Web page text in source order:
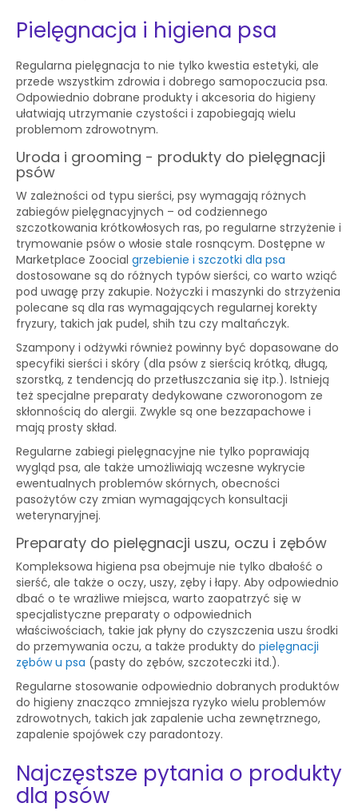
Pielęgnacja i higiena psa
Regularna pielęgnacja to nie tylko kwestia estetyki, ale
przede wszystkim zdrowia i dobrego samopoczucia psa.
Odpowiednio dobrane produkty i akcesoria do higieny
ułatwiają utrzymanie czystości i zapobiegają wielu
problemom zdrowotnym.
Uroda i grooming - produkty do pielęgnacji
psów
W zależności od typu sierści, psy wymagają różnych
zabiegów pielęgnacyjnych – od codziennego
szczotkowania krótkowłosych ras, po regularne strzyżenie i
trymowanie psów o włosie stale rosnącym. Dostępne w
Marketplace Zoocial grzebienie i szczotki dla psa
dostosowane są do różnych typów sierści, co warto wziąć
pod uwagę przy zakupie. Nożyczki i maszynki do strzyżenia
polecane są dla ras wymagających regularnej korekty
fryzury, takich jak pudel, shih tzu czy maltańczyk.
Szampony i odżywki również powinny być dopasowane do
specyfiki sierści i skóry (dla psów z sierścią krótką, długą,
szorstką, z tendencją do przetłuszczania się itp.). Istnieją
też specjalne preparaty dedykowane czworonogom ze
skłonnością do alergii. Zwykle są one bezzapachowe i
mają prosty skład.
Regularne zabiegi pielęgnacyjne nie tylko poprawiają
wygląd psa, ale także umożliwiają wczesne wykrycie
ewentualnych problemów skórnych, obecności
pasożytów czy zmian wymagających konsultacji
weterynaryjnej.
Preparaty do pielęgnacji uszu, oczu i zębów
Kompleksowa higiena psa obejmuje nie tylko dbałość o
sierść, ale także o oczy, uszy, zęby i łapy. Aby odpowiednio
dbać o te wrażliwe miejsca, warto zaopatrzyć się w
specjalistyczne preparaty o odpowiednich
właściwościach, takie jak płyny do czyszczenia uszu środki
do przemywania oczu, a także produkty do pielęgnacji
zębów u psa (pasty do zębów, szczoteczki itd.).
Regularne stosowanie odpowiednio dobranych produktów
do higieny znacząco zmniejsza ryzyko wielu problemów
zdrowotnych, takich jak zapalenie ucha zewnętrznego,
zapalenie spojówek czy paradontozy.
Najczęstsze pytania o produkty
dla psów